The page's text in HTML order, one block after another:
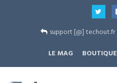
support [@] techout.fr
LE MAG
BOUTIQUE